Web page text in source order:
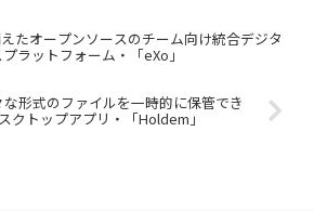
たオープンソースのチーム向け統合デジタ
ラットフォーム・「eXo」
形式のファイルを一時的に保管でき
クトップアプリ・「Holdem」